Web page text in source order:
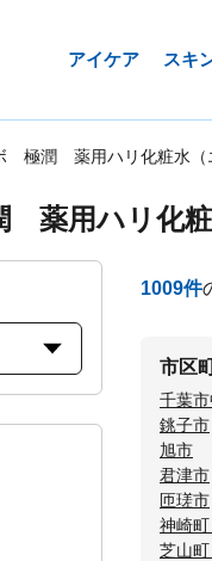
アイケア スキ
極潤 薬用ハリ化粧水（
用ハリ化粧
1009件
市区
千葉
銚子市
旭市
君津市
匝瑳市
神崎町
芝山町